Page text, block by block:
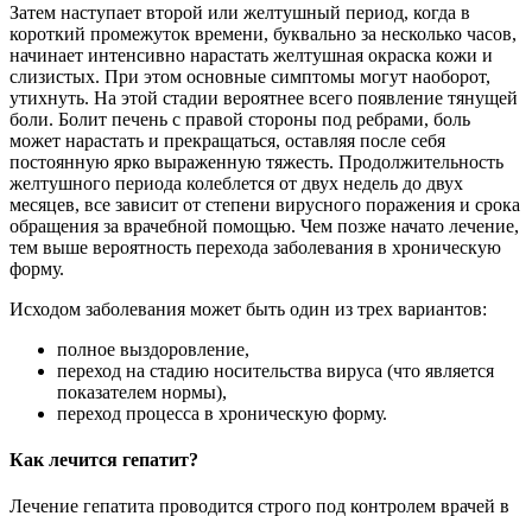
Затем наступает второй или желтушный период, когда в
короткий промежуток времени, буквально за несколько часов,
начинает интенсивно нарастать желтушная окраска кожи и
слизистых. При этом основные симптомы могут наоборот,
утихнуть. На этой стадии вероятнее всего появление тянущей
боли. Болит печень с правой стороны под ребрами, боль
может нарастать и прекращаться, оставляя после себя
постоянную ярко выраженную тяжесть. Продолжительность
желтушного периода колеблется от двух недель до двух
месяцев, все зависит от степени вирусного поражения и срока
обращения за врачебной помощью. Чем позже начато лечение,
тем выше вероятность перехода заболевания в хроническую
форму.
Исходом заболевания может быть один из трех вариантов:
полное выздоровление,
переход на стадию носительства вируса (что является
показателем нормы),
переход процесса в хроническую форму.
Как лечится гепатит?
Лечение гепатита проводится строго под контролем врачей в